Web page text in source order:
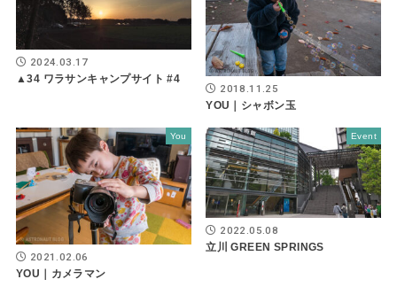
2024.03.17
▲34 ワラサンキャンプサイト #4
2018.11.25
YOU｜シャボン玉
You
2021.02.06
YOU｜カメラマン
Event
2022.05.08
立川 GREEN SPRINGS